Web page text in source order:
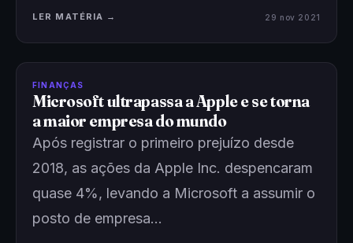
LER MATÉRIA → 29 nov 2021
FINANÇAS
Microsoft ultrapassa a Apple e se torna
a maior empresa do mundo
Após registrar o primeiro prejuízo desde
2018, as ações da Apple Inc. despencaram
quase 4%, levando a Microsoft a assumir o
posto de empresa…